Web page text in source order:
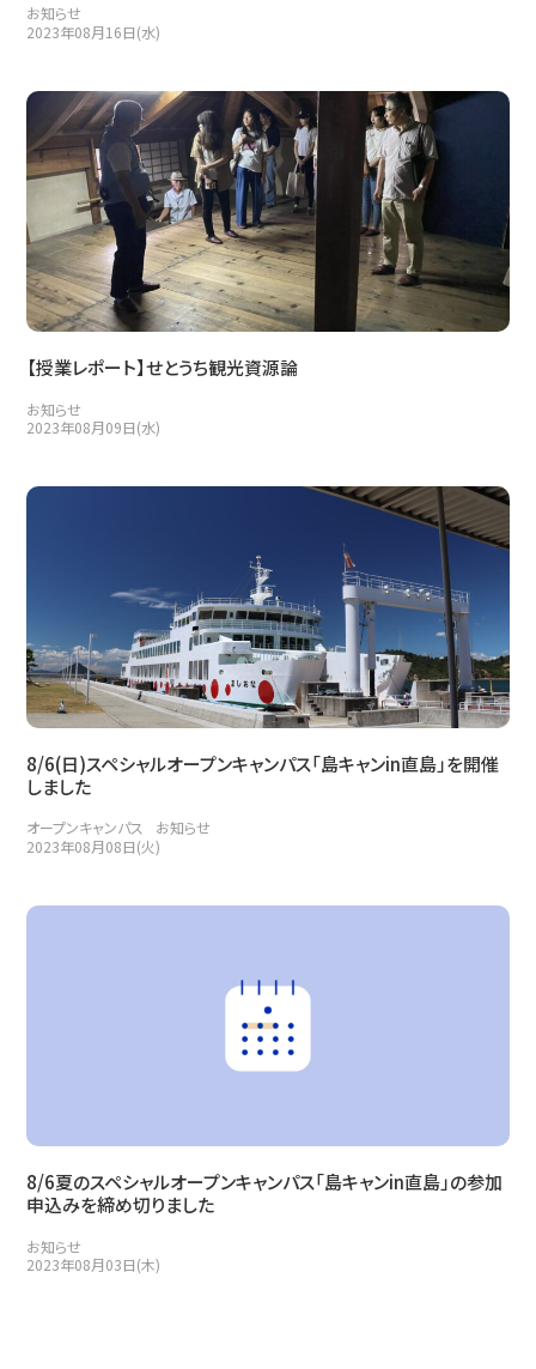
お知らせ
2023年08月16日(水)
【授業レポート】せとうち観光資源論
お知らせ
2023年08月09日(水)
8/6(日)スペシャルオープンキャンパス「島キャンin直島」を開催
しました
オープンキャンパス
お知らせ
2023年08月08日(火)
8/6夏のスペシャルオープンキャンパス「島キャンin直島」の参加
申込みを締め切りました
お知らせ
2023年08月03日(木)